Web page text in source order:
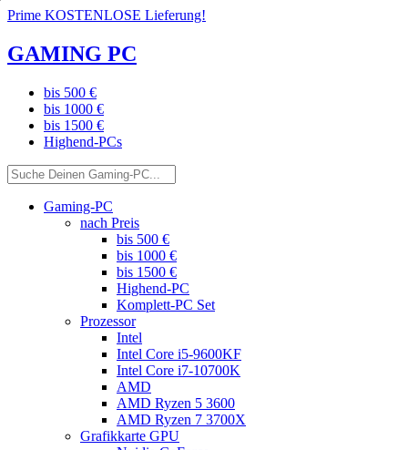
Prime KOSTENLOSE Lieferung!
GAMING PC
bis 500 €
bis 1000 €
bis 1500 €
Highend-PCs
Gaming-PC
nach Preis
bis 500 €
bis 1000 €
bis 1500 €
Highend-PC
Komplett-PC Set
Prozessor
Intel
Intel Core i5-9600KF
Intel Core i7-10700K
AMD
AMD Ryzen 5 3600
AMD Ryzen 7 3700X
Grafikkarte GPU